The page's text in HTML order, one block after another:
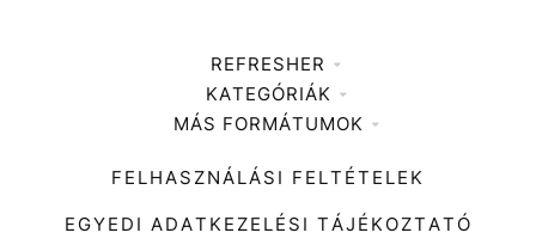
REFRESHER
Médiaajánlat
KATEGÓRIÁK
Zene
Divat
Kultúra
MÁS FORMÁTUMOK
FELHASZNÁLÁSI FELTÉTELEK
EGYEDI ADATKEZELÉSI TÁJÉKOZTATÓ